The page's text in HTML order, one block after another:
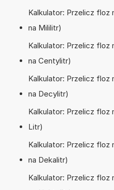
Kalkulator: Przelicz floz
na Mililitr)
Kalkulator: Przelicz floz
na Centylitr)
Kalkulator: Przelicz floz
na Decylitr)
Kalkulator: Przelicz floz
Litr)
Kalkulator: Przelicz floz
na Dekalitr)
Kalkulator: Przelicz floz